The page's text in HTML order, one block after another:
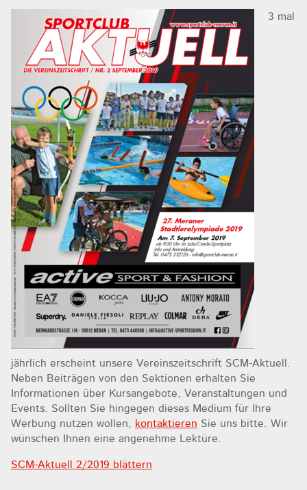
3 mal
jährlich erscheint unsere Vereinszeitschrift SCM-Aktuell.
Neben Beiträgen von den Sektionen erhalten Sie
Informationen über Kursangebote, Veranstaltungen und
Events. Sollten Sie hingegen dieses Medium für Ihre
Werbung nutzen wollen,
kontaktieren Sie uns bitte. Wir
wünschen Ihnen eine angenehme Lektüre.
SCM-Aktuell 2/2019 blättern